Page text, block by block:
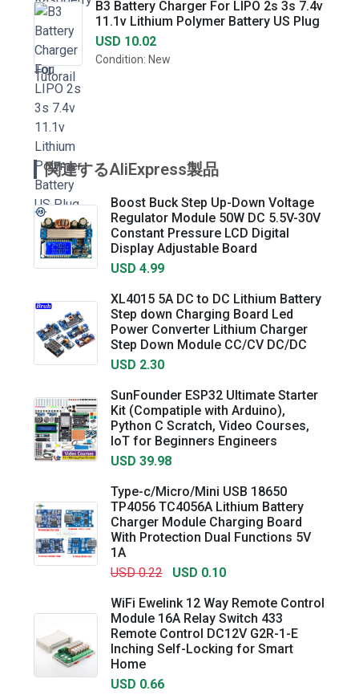
B3 Battery Charger For LIPO 2s 3s 7.4v
11.1v Lithium Polymer Battery US Plug
USD 10.02
Condition: New
関連するAliExpress製品
Boost Buck Step Up-Down Voltage
Regulator Module 50W DC 5.5V-30V
Constant Pressure LCD Digital
Display Adjustable Board
USD 4.99
XL4015 5A DC to DC Lithium Battery
Step down Charging Board Led
Power Converter Lithium Charger
Step Down Module CC/CV DC/DC
USD 2.30
SunFounder ESP32 Ultimate Starter
Kit (Compatiple with Arduino),
Python C Scratch, Video Courses,
IoT for Beginners Engineers
USD 39.98
Type-c/Micro/Mini USB 18650
TP4056 TC4056A Lithium Battery
Charger Module Charging Board
With Protection Dual Functions 5V
1A
USD 0.22
USD 0.10
WiFi Ewelink 12 Way Remote Control
Module 16A Relay Switch 433
Remote Control DC12V G2R-1-E
Inching Self-Locking for Smart
Home
USD 0.66